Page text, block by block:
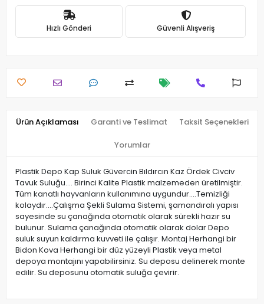
Hızlı Gönderi Güvenli Alışveriş
Ürün Açıklaması Garanti ve Teslimat Taksit Seçenekleri
Yorumlar
Plastik Depo Kap Suluk Güvercin Bıldırcın Kaz Ördek Civciv
Tavuk Suluğu.... Birinci Kalite Plastik malzemeden üretilmiştir.
Tüm kanatlı hayvanların kullanımına uygundur....Temizliği
kolaydır....Çalışma Şekli Sulama Sistemi, şamandıralı yapısı
sayesinde su çanağında otomatik olarak sürekli hazır su
bulunur. Sulama çanağında otomatik olarak dolar Depo
suluk suyun kaldırma kuvveti ile çalışır. Montaj Herhangi bir
Bidon Kova Herhangi bir düz yüzeyli Plastik veya metal
depoya montajını yapabilirsiniz. Su deposu delinerek monte
edilir. Su deposunu otomatik suluğa çevirir.